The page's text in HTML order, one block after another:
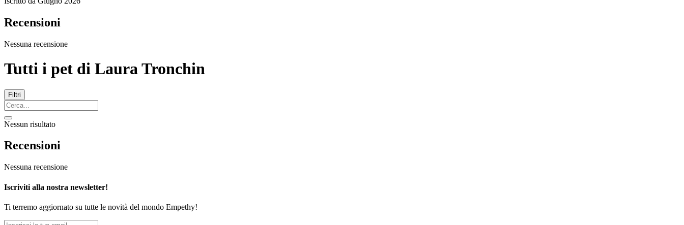
Recensioni
Nessuna recensione
Tutti i pet di Laura Tronchin
Filtri
Nessun risultato
Recensioni
Nessuna recensione
Iscriviti alla nostra newsletter!
Ti terremo aggiornato su tutte le novità del mondo Empethy!